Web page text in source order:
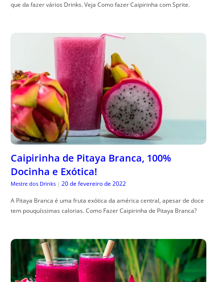
que da fazer vários Drinks. Veja Como fazer Caipirinha com Sprite.
Caipirinha de Pitaya Branca, 100%
Docinha e Exótica!
Mestre dos Drinks | 20 de fevereiro de 2022
A Pitaya Branca é uma fruta exótica da américa central, apesar de doce
tem pouquíssimas calorias. Como Fazer Caipirinha de Pitaya Branca?